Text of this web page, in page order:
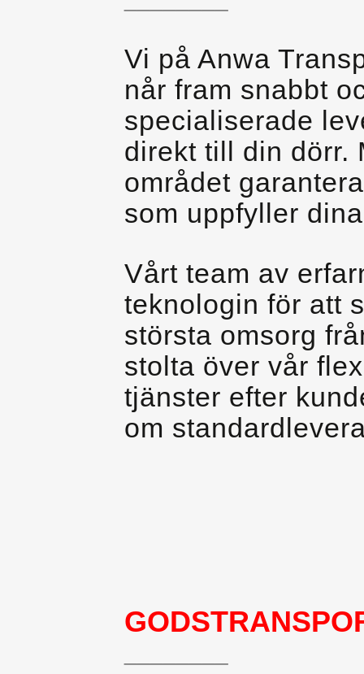
Vi på Anwa
når fram snabbt
specialiserade
direkt till din dörr.
området
som uppfyller
Vårt team av
teknologin för att
största omsorg
stolta över vår
tjänster efter
om